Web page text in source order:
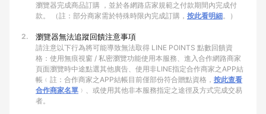
瀏覽器完成商品訂購 ，並於各網路店家規範之付款期間內完成付
款。 （註：部分商家需於特殊時限內完成訂購， 按此看明細。）
2. 瀏覽器無法追蹤回饋注意事項
請注意以下行為將可能導致無法取得 LINE POINTS 點數回饋資
格：使用無痕視窗 / 私密瀏覽功能使用本服務、進入合作網路商家
頁面瀏覽時中途點選其他廣告、使用非LINE指定合作商家之APP結
帳﹙註：合作商家之APP結帳目前僅部份符合贈點資格， 按此查看
合作商家名單 ﹚、或使用其他非本服務指定之途徑及方式完成交易
者。